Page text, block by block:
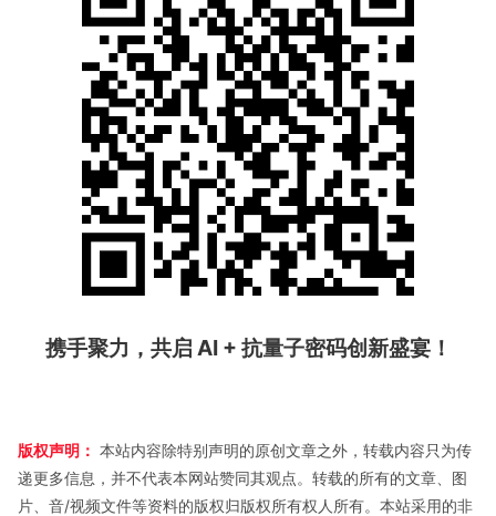
携手聚力，共启 AI + 抗量子密码创新盛宴！
版权声明： 本站内容除特别声明的原创文章之外，转载内容只为传
递更多信息，并不代表本网站赞同其观点。转载的所有的文章、图
片、音/视频文件等资料的版权归版权所有权人所有。本站采用的非